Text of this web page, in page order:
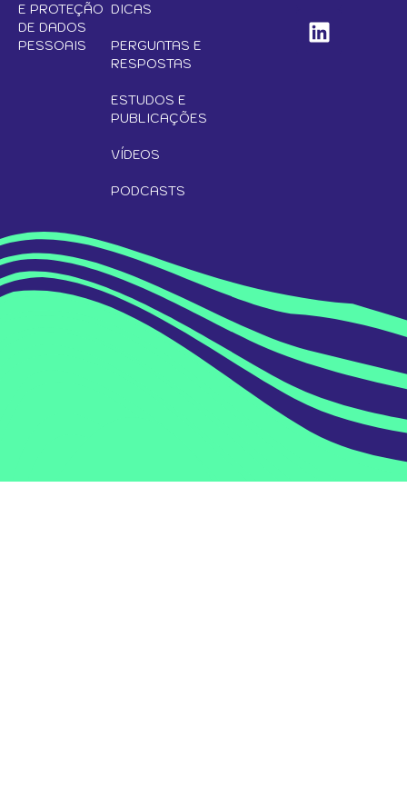
E PROTEÇÃO
DE DADOS
PESSOAIS
DICAS
PERGUNTAS E
RESPOSTAS
ESTUDOS E
PUBLICAÇÕES
VÍDEOS
PODCASTS